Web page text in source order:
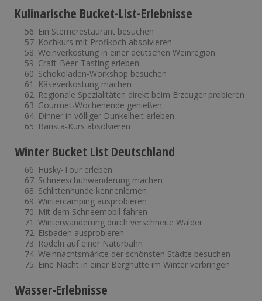
Kulinarische Bucket-List-Erlebnisse
Ein Sternerestaurant besuchen
Kochkurs mit Profikoch absolvieren
Weinverkostung in einer deutschen Weinregion
Craft-Beer-Tasting erleben
Schokoladen-Workshop besuchen
Käseverkostung machen
Regionale Spezialitäten direkt beim Erzeuger probieren
Gourmet-Wochenende genießen
Dinner in völliger Dunkelheit erleben
Barista-Kurs absolvieren
Winter Bucket List Deutschland
Husky-Tour erleben
Schneeschuhwanderung machen
Schlittenhunde kennenlernen
Wintercamping ausprobieren
Mit dem Schneemobil fahren
Winterwanderung durch verschneite Wälder
Eisbaden ausprobieren
Rodeln auf einer Naturbahn
Weihnachtsmärkte der schönsten Städte besuchen
Eine Nacht in einer Berghütte im Winter verbringen
Wasser-Erlebnisse